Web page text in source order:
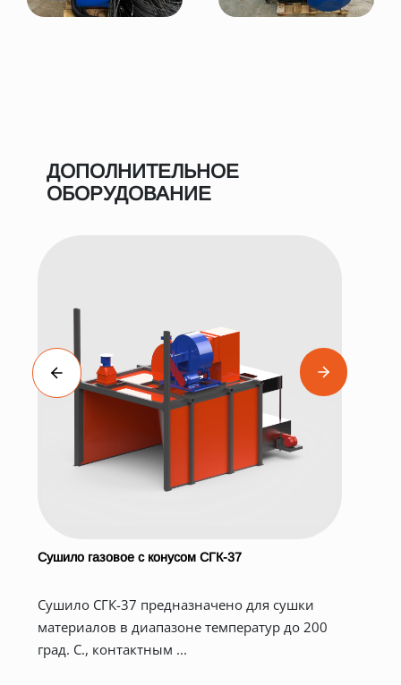
ДОПОЛНИТЕЛЬНОЕ
ОБОРУДОВАНИЕ
Сушило газовое с конусом СГК-37
Сушило СГК-37 предназначено для сушки
материалов в диапазоне температур до 200
град. С., контактным ...